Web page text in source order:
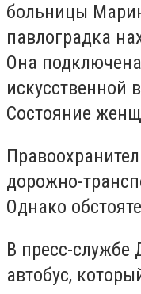
больницы
павлоградка
Она
искусственной
Состояние
дорожно-
Однако
В пресс-службе
автобус,